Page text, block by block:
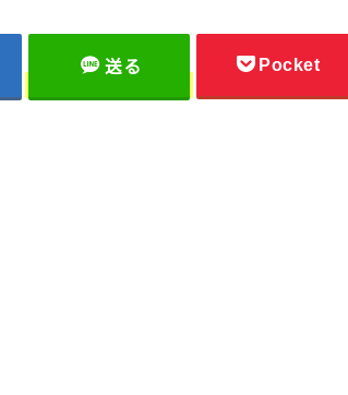
送る Pocket